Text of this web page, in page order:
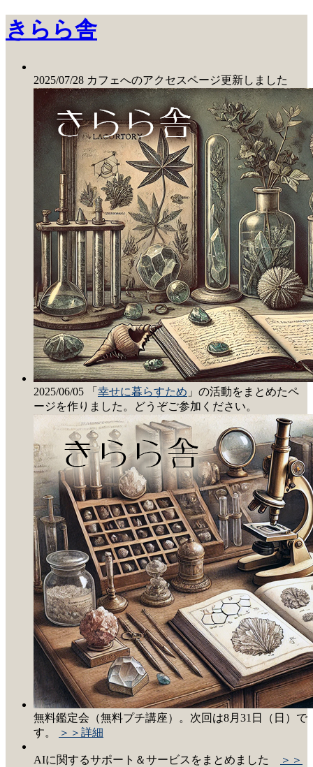
きらら舎
2025/07/28 カフェへのアクセスページ更新しました
2025/06/05 「 幸せに暮らすため 」の活動をまとめたペ
ージを作りました。どうぞご参加ください。
無料鑑定会（無料プチ講座）。次回は8月31日（日）で
す。
＞＞詳細
AIに関するサポート＆サービスをまとめました
＞＞